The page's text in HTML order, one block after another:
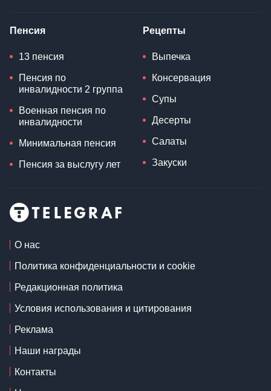
Пенсия
13 пенсия
Пенсия по
инвалидности 2 группа
Военная пенсия по
инвалидности
Минимальная пенсия
Пенсия за выслугу лет
Рецепты
Выпечка
Консервация
Супы
Десерты
Салаты
Закуски
О нас
Политика конфиденциальности и cookie
Редакционная политика
Условия использования и цитирования
Реклама
Наши награды
Контакты